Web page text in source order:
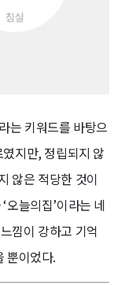
는 키워드를 바탕으
지만, 정립되지 않
않은 적당한 것이
오늘의집’이라는 네
낌이 강하고 기억
뿐이었다.